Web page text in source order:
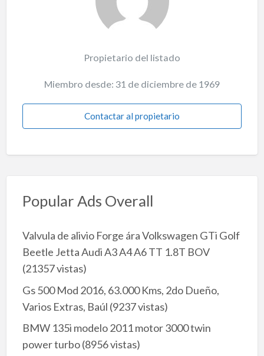
Propietario del listado
Miembro desde: 31 de diciembre de 1969
Contactar al propietario
Popular Ads Overall
Valvula de alivio Forge ára Volkswagen GTi Golf
Beetle Jetta Audi A3 A4 A6 TT 1.8T BOV
(21357 vistas)
Gs 500 Mod 2016, 63.000 Kms, 2do Dueño,
Varios Extras, Baúl (9237 vistas)
BMW 135i modelo 2011 motor 3000 twin
power turbo(8956 vistas)